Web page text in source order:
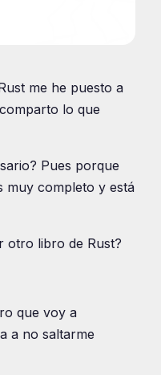
me he puesto a
lo que
Pues porque
muy completo y está
otro libro de Rust?
que voy a
a no saltarme